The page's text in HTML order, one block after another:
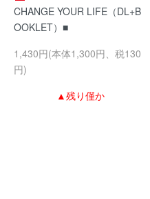
CHANGE YOUR LIFE（DL+B
OOKLET）■
1,430円(本体1,300円、税130
円)
▲残り僅か